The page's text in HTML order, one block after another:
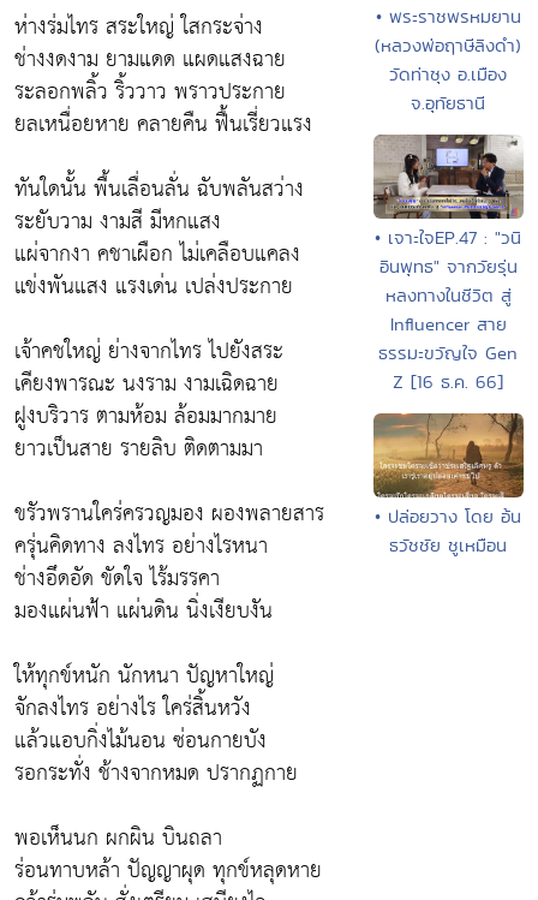
ห่างร่มไทร สระใหญ่ ใสกระจ่าง
ช่างงดงาม ยามแดด แผดแสงฉาย
ระลอกพลิ้ว ริ้ววาว พราวประกาย
ยลเหนื่อยหาย คลายคืน ฟื้นเรี่ยวแรง
ทันใดนั้น พื้นเลื่อนลั่น ฉับพลันสว่าง
ระยับวาม งามสี มีหกแสง
แผ่จากงา คชาเผือก ไม่เคลือบแคลง
แข่งพันแสง แรงเด่น เปล่งประกาย
เจ้าคชใหญ่ ย่างจากไทร ไปยังสระ
เคียงพารณะ นงราม งามเฉิดฉาย
ฝูงบริวาร ตามห้อม ล้อมมากมาย
ยาวเป็นสาย รายลิบ ติดตามมา
ขรัวพรานใคร่ครวญมอง ผองพลายสาร
ครุ่นคิดทาง ลงไทร อย่างไรหนา
ช่างอึดอัด ขัดใจ ไร้มรรคา
มองแผ่นฟ้า แผ่นดิน นิ่งเงียบงัน
ให้ทุกข์หนัก นักหนา ปัญหาใหญ่
จักลงไทร อย่างไร ใคร่สิ้นหวัง
แล้วแอบกิ่งไม้นอน ซ่อนกายบัง
รอกระทั่ง ช้างจากหมด ปรากฏกาย
พอเห็นนก ผกผิน บินถลา
ร่อนทาบหล้า ปัญญาผุด ทุกข์หลุดหาย
• พระราชพรหมยาน
(หลวงพ่อฤาษีลิงดำ)
วัดท่าซุง อ.เมือง
จ.อุทัยธานี
• เจาะใจEP.47 : "วนิ
อินพุทธ" จากวัยรุ่น
หลงทางในชีวิต สู่
Influencer สาย
ธรรมะขวัญใจ Gen
Z [16 ธ.ค. 66]
• ปล่อยวาง โดย อ้น
ธวัชชัย ชูเหมือน